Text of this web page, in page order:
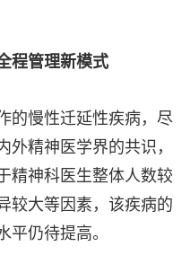
程管理新模式
的慢性迁延性疾病，尽
精神医学界的共识，
精神科医生整体人数较
较大等因素，该疾病的
仍待提高。